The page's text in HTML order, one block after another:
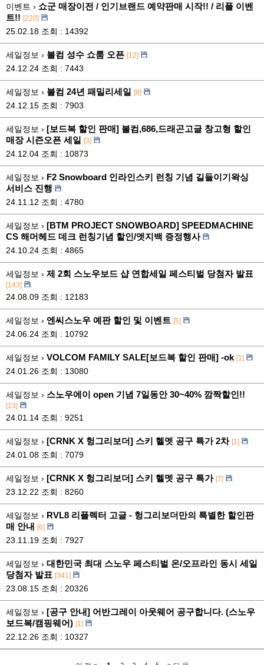
이벤트 › 쇼군 매장이전 / 인기브랜드 예약판매 시작!! / 리플 이벤
트!! [220]
25.02.18 조회 : 14392
세일정보 › 볼컴 성수 쇼룸 오픈 [12]
24.12.24 조회 : 7443
세일정보 › 볼컴 24년 패밀리세일 [8]
24.12.15 조회 : 7903
세일정보 › [보드복 할인 판매] 볼컴,686,드래곤고글 창고형 할인
매장 시즌오픈 세일 [3]
24.12.04 조회 : 10873
세일정보 › F2 Snowboard 인라인스키 런칭 기념 길들이기왁싱
서비스 진행
24.11.12 조회 : 4780
세일정보 › [BTM PROJECT SNOWBOARD] SPEEDMACHINE
CS 해머헤드 데크 런칭기념 할인/엣지백 증정행사
24.10.24 조회 : 4865
세일정보 › 제 2회 스노우보드 샵 연합세일 페스티벌 당첨자 발표
[143]
24.08.09 조회 : 12183
세일정보 › 엔씨스노우 예판 할인 및 이벤트 [5]
24.06.24 조회 : 10792
세일정보 › VOLCOM FAMILY SALE[보드복 할인 판매] -ok [1]
24.01.26 조회 : 13080
세일정보 › 스노우에이 open 기념 7일동안 30~40% 깜짝할인!!
[13]
24.01.14 조회 : 9251
세일정보 › [CRNK X 헝그리보더] 스키 헬멧 공구 특가 2차 [1]
24.01.08 조회 : 7079
세일정보 › [CRNK X 헝그리보더] 스키 헬멧 공구 특가 [7]
23.12.22 조회 : 8260
세일정보 › RVL8 리플렉터 고글 - 헝그리보더만의 특별한 할인판
매 안내 [6]
23.11.19 조회 : 7927
세일정보 › 대한민국 최대 스노우 페스티벌 온/오프라인 동시 세일
당첨자 발표 [341]
23.08.15 조회 : 20326
세일정보 › [공구 안내] 어반그레이 아웃웨어 공구합니다. (스노우
보드복/캠핑웨어) [1]
22.12.26 조회 : 10327